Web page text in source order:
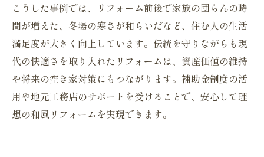
こうした事例では、リフォーム前後で家族の団らんの時
間が増えた、冬場の寒さが和らいだなど、住む人の生活
満足度が大きく向上しています。伝統を守りながらも現
代の快適さを取り入れたリフォームは、資産価値の維持
や将来の空き家対策にもつながります。補助金制度の活
用や地元工務店のサポートを受けることで、安心して理
想の和風リフォームを実現できます。